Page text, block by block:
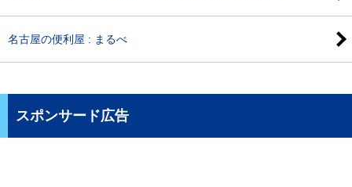
名古屋の便利屋 : まるべ
スポンサード広告